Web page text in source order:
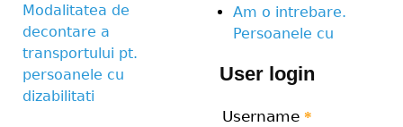
Modalitatea de
decontare a
transportului pt.
persoanele cu
dizabilitati
Am o intrebare.
Persoanele cu
User login
Username *